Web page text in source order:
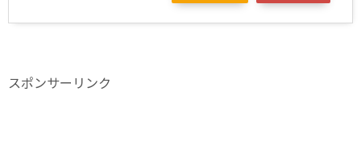
スポンサーリンク